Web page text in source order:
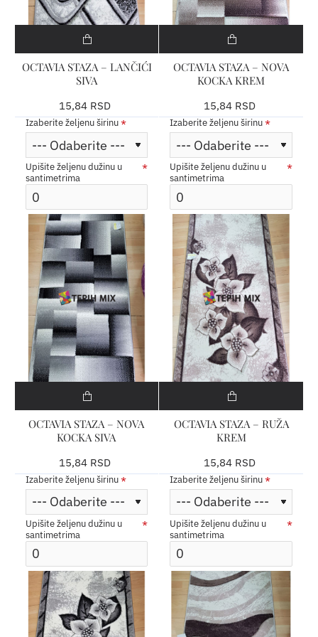
OCTAVIA STAZA – LANČIĆI
SIVA
15,84 RSD
Izaberite željenu širinu
Upišite željenu dužinu u
santimetrima
OCTAVIA STAZA – NOVA
KOCKA KREM
15,84 RSD
Izaberite željenu širinu
Upišite željenu dužinu u
santimetrima
OCTAVIA STAZA – NOVA
KOCKA SIVA
15,84 RSD
Izaberite željenu širinu
Upišite željenu dužinu u
santimetrima
OCTAVIA STAZA – RUŽA
KREM
15,84 RSD
Izaberite željenu širinu
Upišite željenu dužinu u
santimetrima